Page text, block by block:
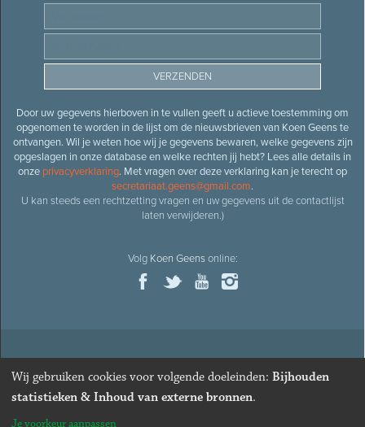
Door uw gegevens hierboven in te vullen geeft u actieve toestemming om
opgenomen te worden in de lijst om de nieuwsbrieven van Koen Geens te
ontvangen. Wil je weten hoe wij je gegevens bewaren, welke gegevens zijn
opgeslagen in onze database en welke rechten jij hebt? Lees alle details in
onze privacyverklaring. Met vragen over deze verklaring kan je terecht op
secretariaat.geens@gmail.com.
U kan steeds een rechtzetting vragen en uw gegevens uit de contactlijst
laten verwijderen.)
Volg Koen Geensonline:
© 2026Oud-minister en ere-volksvertegenwoordiger Koen
· Alle rechten voorbehouden · Cookies wijzigen
Webdesign&website ontwikkelingdoor Zenjoy in Leuven
Wij gebruiken cookies voor volgende doeleinden: Bijhouden
statistieken & Inhoud van externe bronnen.
Je voorkeur aanpassen